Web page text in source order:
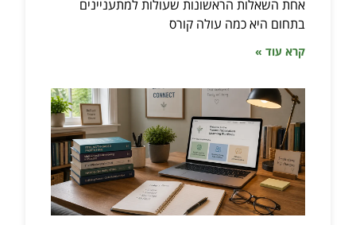
אחת השאלות הראשונות שעולות למתעניינים
בתחום היא כמה עולה קורס
קרא עוד »